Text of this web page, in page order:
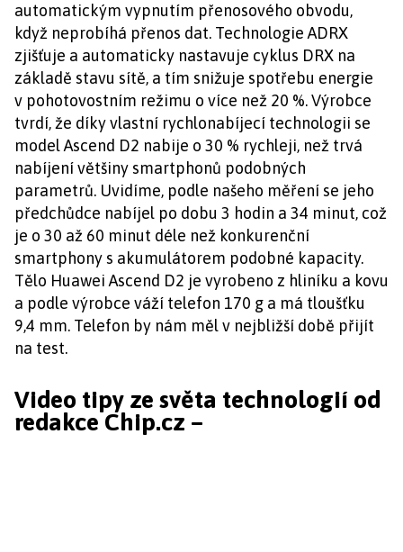
automatickým vypnutím přenosového obvodu,
když neprobíhá přenos dat. Technologie ADRX
zjišťuje a automaticky nastavuje cyklus DRX na
základě stavu sítě, a tím snižuje spotřebu energie
v pohotovostním režimu o více než 20 %. Výrobce
tvrdí, že díky vlastní rychlonabíjecí technologii se
model Ascend D2 nabije o 30 % rychleji, než trvá
nabíjení většiny smartphonů podobných
parametrů. Uvidíme, podle našeho měření se jeho
předchůdce nabíjel po dobu 3 hodin a 34 minut, což
je o 30 až 60 minut déle než konkurenční
smartphony s akumulátorem podobné kapacity.
Tělo Huawei Ascend D2 je vyrobeno z hliníku a kovu
a podle výrobce váží telefon 170 g a má tloušťku
9,4 mm. Telefon by nám měl v nejbližší době přijít
na test.
Video tipy ze světa technologií od
redakce Chip.cz –